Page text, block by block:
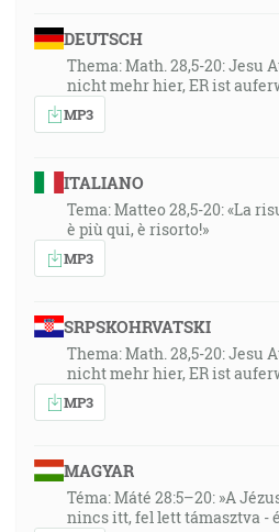
DEUTSCH
Thema: Math. 28,5-20: Jesu
nicht mehr hier, ER ist
MP3
ITALIANO
Tema: Matteo 28,5-20: «La
è più qui, è risorto!»
MP3
SRPSKOHRVATSKI
Thema: Math. 28,5-20: Jesu
nicht mehr hier, ER ist
MP3
MAGYAR
Téma: Máté 28:5–20: »A
nincs itt, fel lett támasztva -